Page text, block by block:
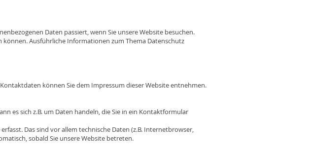
Daten passiert, wenn Sie unsere Website besuchen.
Ausführliche Informationen zum Thema Datenschutz
können Sie dem Impressum dieser Website entnehmen.
es sich z.B. um Daten handeln, die Sie in ein Kontaktformular
Das sind vor allem technische Daten (z.B. Internetbrowser,
sobald Sie unsere Website betreten.